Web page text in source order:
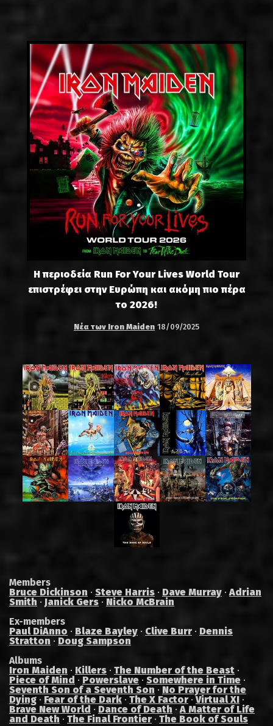
Η περιοδεία Run For Your Lives World Tour
επιστρέφει στην Ευρώπη και ακόμη πιο πέρα
το 2026!
Νέα των Iron Maiden 18/09/2025
Members
Bruce Dickinson · Steve Harris · Dave Murray ·Adrian
Smith · Janick Gers · Nicko McBrain
Ex-members
Paul DiAnno · Blaze Bayley · Clive Burr · Dennis
Stratton · Doug Sampson
Albums
Iron Maiden · Killers · The Number of the Beast ·
Piece of Mind · Powerslave · Somewhere in Time ·
Seventh Son of a Seventh Son · No Prayer for the
Dying · Fear of the Dark · The X Factor ·Virtual XI ·
Brave New World · Dance of Death ·A Matter of Life
and Death · The Final Frontier · The Book of Souls